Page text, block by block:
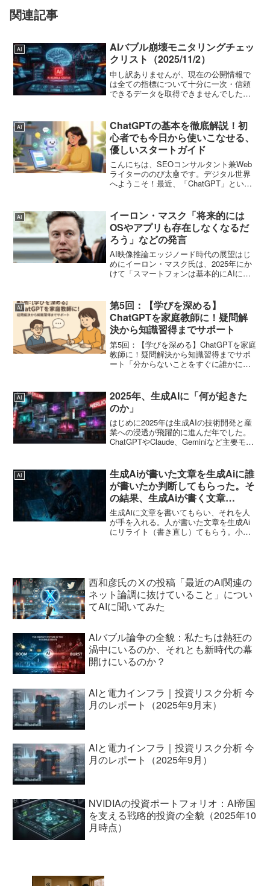
関連記事
AI
AIバブル崩壊モニタリングチェッ
クリスト（2025/11/2）
申し訳ありませんが、現在の公開情報で
は全ての指標について十分に一次・信頼
できるデータを取得できませんでした。
タリングし、入手可能になり次第次月以
降に改めてスコア評価...
AI
ChatGPTの基本を徹底解説！初
心者でも今日から使いこなせる、
優しいスタートガイド
こんにちは、SEOコンサルタント兼Web
ライターののび太🤖です。デジタル世界
へようこそ！最近、「ChatGPT」という
日常に浸透しつつある今、その代表格と
も言えるCh...
AI
イーロン・マスク「将来的には
OSやアプリも存在しなくなるだ
ろう」などの発言
AI映像推論エッジノード時代の展望はじ
めにイーロン・マスク氏は、2025年にか
けて「スマートフォンは基本的にAIによ
プリも存在しなくなるだろう。デバイス
は画面と音声の...
AI
第5回：【学びを深める】
ChatGPTを家庭教師に！疑問解
決から知識習得までサポート
第5回：【学びを深める】ChatGPTを家庭
教師に！疑問解決から知識習得までサポ
ート「分からないことをすぐに誰かに聞
そんな学習に関するあなたの悩みを、
ChatGPTが強...
AI
2025年、生成AIに「何が起きた
のか」
はじめに2025年は生成AIの技術開発と産
業への浸透が飛躍的に進んだ年でした。
ChatGPTやClaude、Geminiなど主要モデ
がりました。本レポートでは、2025...
AI
生成Aiが書いた文章を生成Aiに誰
が書いたか判断してもらった。そ
の結果、生成Aiが書く文章
の”癖”など判明。
生成Aiに文章を書いてもらい、それを人
が手を入れる。人が書いた文章を生成Ai
にリライト（書き直し）てもらう。小説
西和彦氏のⅩの投稿「最近のAI関連の
ネット論調に抜けていること」につい
てAIに聞いてみた
AIバブル論争の全貌：私たちは熱狂の
渦中にいるのか、それとも新時代の幕
開けにいるのか？
AIと電力インフラ｜投資リスク分析 今
月のレポート（2025年9月末）
AIと電力インフラ｜投資リスク分析 今
月のレポート（2025年9月）
NVIDIAの投資ポートフォリオ：AI帝国
を支える戦略的投資の全貌（2025年10
月時点）